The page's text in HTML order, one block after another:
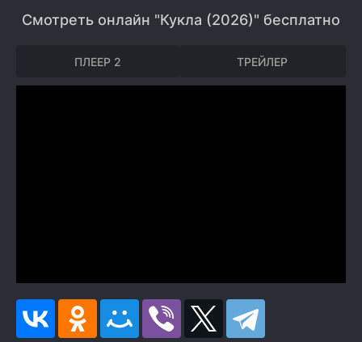
Смотреть онлайн "Кукла (2026)" бесплатно
ПЛЕЕР 2 ТРЕЙЛЕР